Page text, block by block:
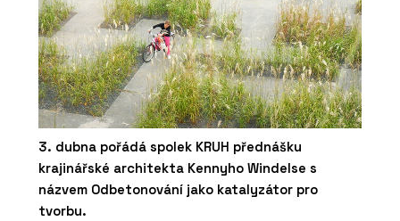
3. dubna pořádá spolek KRUH přednášku
krajinářské architekta Kennyho Windelse s
názvem Odbetonování jako katalyzátor pro
tvorbu.